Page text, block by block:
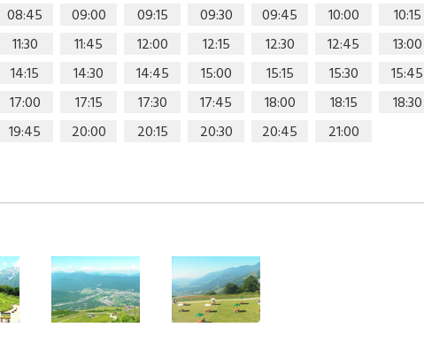
08:45 09:00 09:15 09:30 09:45 10:00
10:15
11:30 11:45 12:00 12:15 12:30 12:45
13:00
14:15 14:30 14:45 15:00 15:15 15:30
15:45
17:00 17:15 17:30 17:45 18:00 18:15
18:30
19:45 20:00 20:15 20:30 20:45 21:00